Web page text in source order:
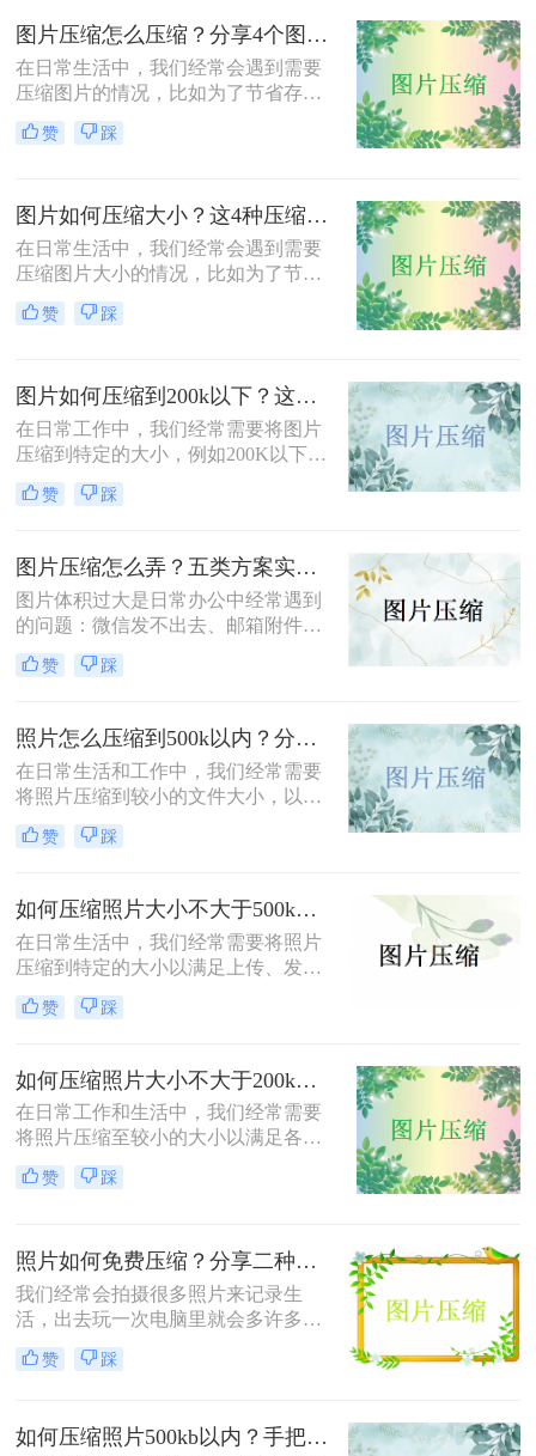
小的方法，旨在帮助用户根据实际需
求选择合适的压缩方式。
图片压缩怎么压缩？分享4个图片压缩方法！
在日常生活中，我们经常会遇到需要
压缩图片的情况，比如为了节省存储
空间、加快网页加载速度或减少文件
传输时间。那么图片压缩怎么压缩
时保持较高的图片质量。
赞 踩
图片如何压缩大小？这4种压缩方法请务必学会！
在日常生活中，我们经常会遇到需要
压缩图片大小的情况，比如为了节省
存储空间、加快网页加载速度或减少
文件传输时间。那么图片如何压缩大
缩，同时保持较高的图片质量。
赞 踩
图片如何压缩到200k以下？这三种方法简单又高效！
在日常工作中，我们经常需要将图片
压缩到特定的大小，例如200K以下，
以满足电子邮件附件、网站上传或社
交媒体分享的要求。那么图片如何压
图片压缩到200K以下的有效方法，帮
助您轻松完成图片压缩，同时保持较
高的图片质量。
赞 踩
图片压缩怎么弄？五类方案实测对比，一张表看懂怎么选！
图片体积过大是日常办公中经常遇到
的问题：微信发不出去、邮箱附件超
限、网页上传被拒、本地存储吃紧。
不同压缩方法在压缩率、画质损失、
可能导致图片模糊到无法使用，或者
压缩后体积几乎没变。
赞 踩
照片怎么压缩到500k以内？分享三种实用方法！
在日常生活和工作中，我们经常需要
将照片压缩到较小的文件大小，以满
足上传、发送或存储的需求。那么照
片怎么压缩到500k以内呢？本文将介
方法。
赞 踩
如何压缩照片大小不大于500k？学会这2种压缩方法轻松解决！
在日常生活中，我们经常需要将照片
压缩到特定的大小以满足上传、发送
或存储的需求。那么如何压缩照片大
小不大于500k呢？本文将介绍两种将
方法。
赞 踩
如何压缩照片大小不大于200k？教你二种高效压缩方法！
在日常工作和生活中，我们经常需要
将照片压缩至较小的大小以满足各种
上传、分享或存储的需求。那么如何
压缩照片大小不大于200k呢？本文将
赞 踩
照片如何免费压缩？分享二种高效压缩方法！
我们经常会拍摄很多照片来记录生
活，出去玩一次电脑里就会多许多旅
游照，而且不知道你们有没有储存好
看图片的习惯呢？这样下来我们电脑
软件将图片进行批量压缩，就可以缓
赞 踩
如何压缩照片500kb以内？手把手教你4个压缩方法！